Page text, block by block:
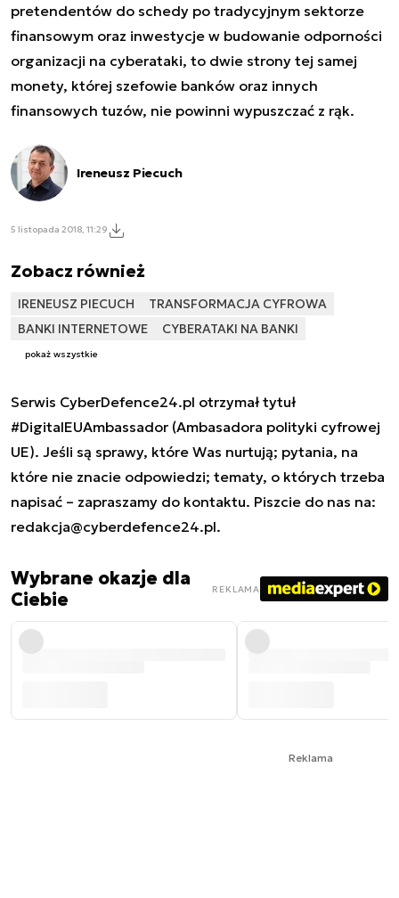
pretendentów do schedy po tradycyjnym sektorze
finansowym oraz inwestycje w budowanie odporności
organizacji na cyberataki, to dwie strony tej samej
monety, której szefowie banków oraz innych
finansowych tuzów, nie powinni wypuszczać z rąk.
Ireneusz Piecuch
5 listopada 2018, 11:29
Zobacz również
IRENEUSZ PIECUCH
TRANSFORMACJA CYFROWA
BANKI INTERNETOWE
CYBERATAKI NA BANKI
pokaż wszystkie
Serwis CyberDefence24.pl otrzymał tytuł
#DigitalEUAmbassador (Ambasadora polityki cyfrowej
UE). Jeśli są sprawy, które Was nurtują; pytania, na
które nie znacie odpowiedzi; tematy, o których trzeba
napisać – zapraszamy do kontaktu. Piszcie do nas na:
redakcja@cyberdefence24.pl.
Wybrane okazje dla
Ciebie
REKLAMA
Reklama